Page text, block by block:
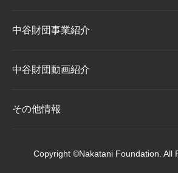
中谷財団について
理事長挨拶
設立趣意書
中谷財団事業紹介
中谷財団事業紹介
中谷賞
中谷財団動画紹介
その他情報
Copyright ©Nakatani Foundation. All